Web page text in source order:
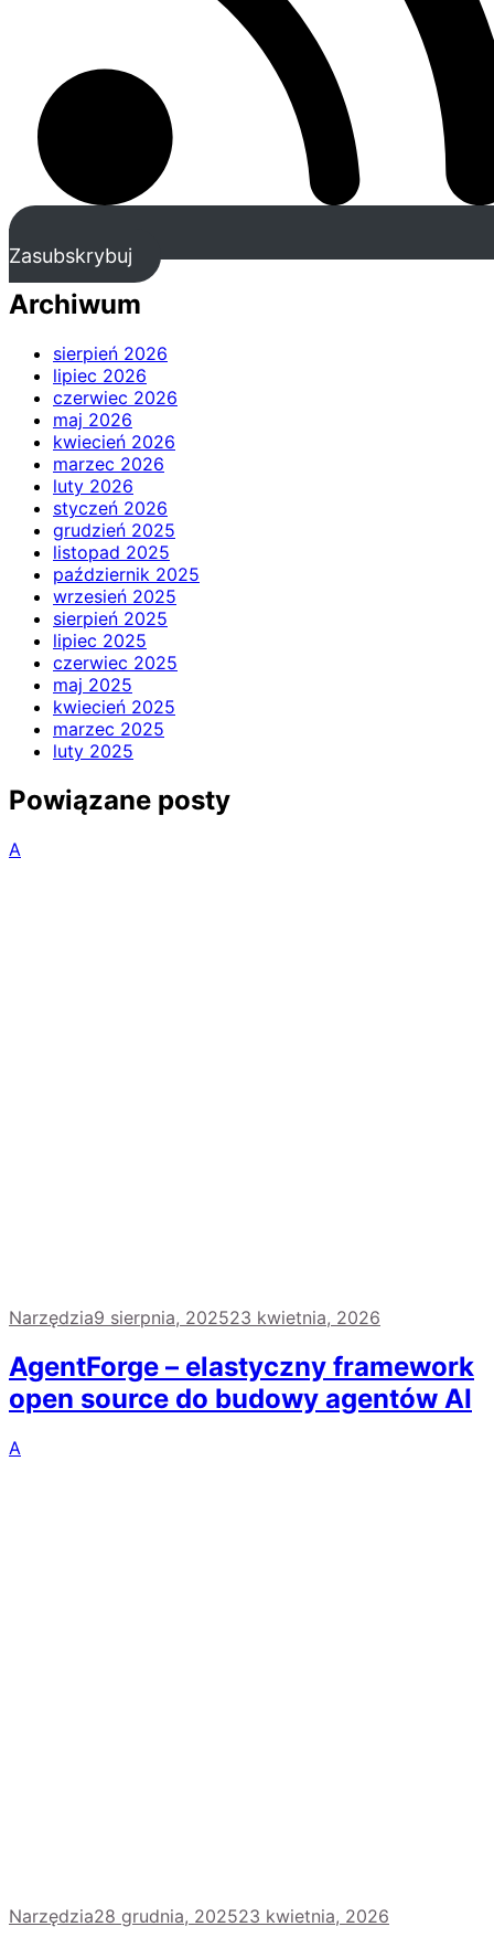
Zasubskrybuj
Archiwum
sierpień 2026
lipiec 2026
czerwiec 2026
maj 2026
kwiecień 2026
marzec 2026
luty 2026
styczeń 2026
grudzień 2025
listopad 2025
październik 2025
wrzesień 2025
sierpień 2025
lipiec 2025
czerwiec 2025
maj 2025
kwiecień 2025
marzec 2025
luty 2025
Powiązane posty
A
Narzędzia9 sierpnia, 202523 kwietnia, 2026
AgentForge – elastyczny framework
open source do budowy agentów AI
A
Narzędzia28 grudnia, 202523 kwietnia, 2026